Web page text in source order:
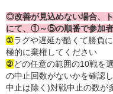
◎改善が見込めない場合、
にて、 ①～⑤の順番で参加
①ラグや遅延が酷くて勝負
極的に棄権してください
②どの任意の範囲の10戦を
の中止回数がないかを確認
中止は除く)対戦中止の数が